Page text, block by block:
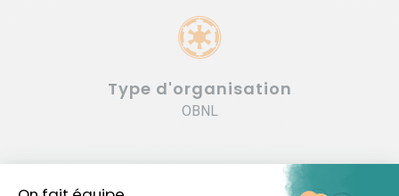
Type d'organisation
OBNL